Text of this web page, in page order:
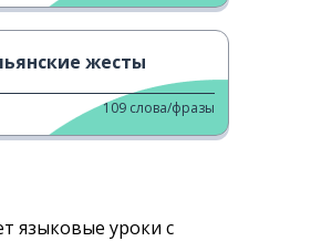
языковые уроки с
жесты
109 слова/фразы